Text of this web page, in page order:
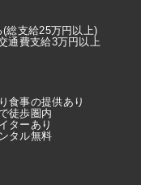
(総支給25万円以上)
通費支給3万円以上
食事の提供あり
徒歩圏内
ターあり
タル無料